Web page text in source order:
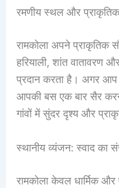
रमणीय स्थल और प्राकृतिक
रामकोला अपने प्राकृतिक
हरियाली, शांत वातावरण
प्रदान करता है। अगर आप
आपकी बस एक बार सैर
गांवों में सुंदर दृश्य और
स्थानीय व्यंजन: स्वाद का
रामकोला केवल धार्मिक और